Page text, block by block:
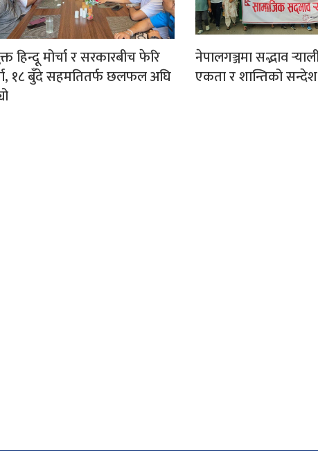
हिन्दू मोर्चा र सरकारबीच फेरि
१८ बुँदे सहमतितर्फ छलफल अघि
नेपालगञ्जमा सद्भाव
एकता र शान्तिको सन्देश